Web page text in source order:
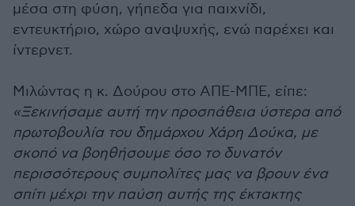
μέσα στη φύση, γήπεδα για παιχνίδι,
εντευκτήριο, χώρο αναψυχής, ενώ παρέχει και
ίντερνετ.
Μιλώντας η κ. Δούρου στο ΑΠΕ-ΜΠΕ, είπε:
«Ξεκινήσαμε αυτή την προσπάθεια ύστερα από
πρωτοβουλία του δημάρχου Χάρη Δούκα, με
σκοπό να βοηθήσουμε όσο το δυνατόν
περισσότερους συμπολίτες μας να βρουν ένα
σπίτι μέχρι την παύση αυτής της έκτακτης